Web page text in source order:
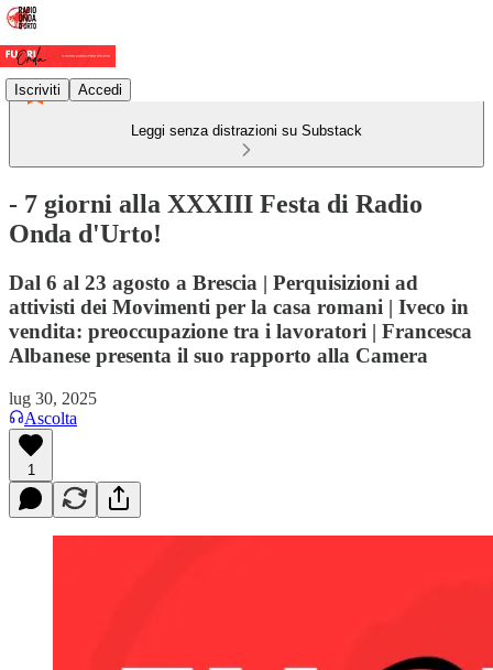
Iscriviti Accedi
Leggi senza distrazioni su Substack
- 7 giorni alla XXXIII Festa di Radio
Onda d'Urto!
Dal 6 al 23 agosto a Brescia | Perquisizioni ad
attivisti dei Movimenti per la casa romani | Iveco in
vendita: preoccupazione tra i lavoratori | Francesca
Albanese presenta il suo rapporto alla Camera
lug 30, 2025
Ascolta
1